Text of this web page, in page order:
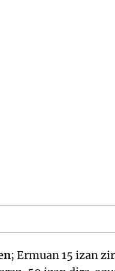
; Ermuan 15 izan